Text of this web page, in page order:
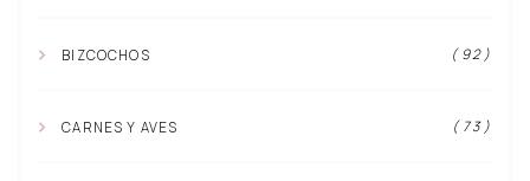
BIZCOCHOS ( 92 )
CARNES Y AVES ( 73 )